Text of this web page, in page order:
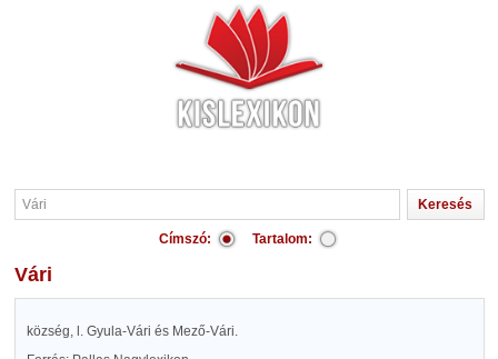
Címszó: Tartalom:
Vári
község, l. Gyula-Vári és Mező-Vári.